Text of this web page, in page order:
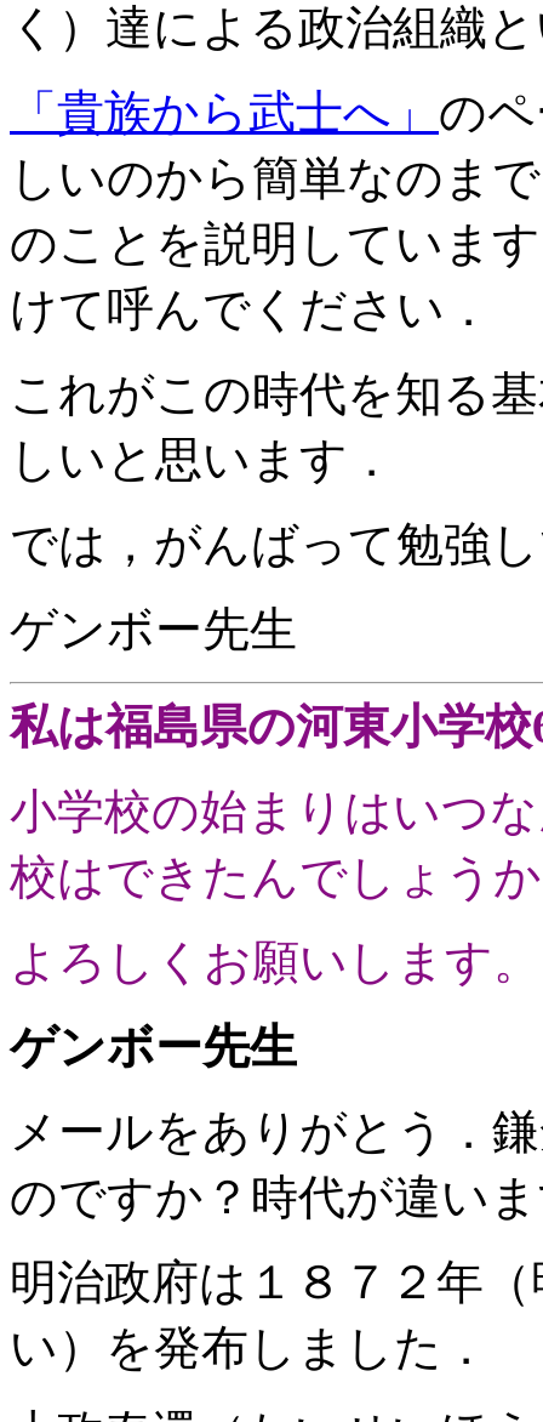
く）達による政治組織
「貴族から武士へ」 の
しいのから簡単なのま
のことを説明していま
けて呼んでください．
これがこの時代を知る
しいと思います．
では，がんばって勉強
ゲンボー先生
私は福島県の河東小学
小学校の始まりはいつ
校はできたんでしょう
よろしくお願いします。
ゲンボー先生
メールをありがとう．
のですか？時代が違い
明治政府は１８７２年
い）を発布しました．